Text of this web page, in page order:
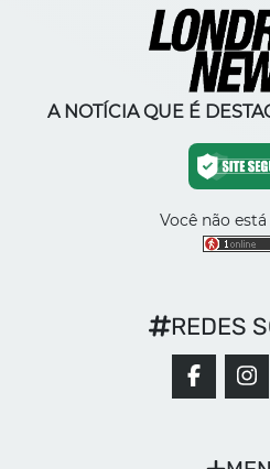
A NOTÍCIA QUE É
Você não
REDES